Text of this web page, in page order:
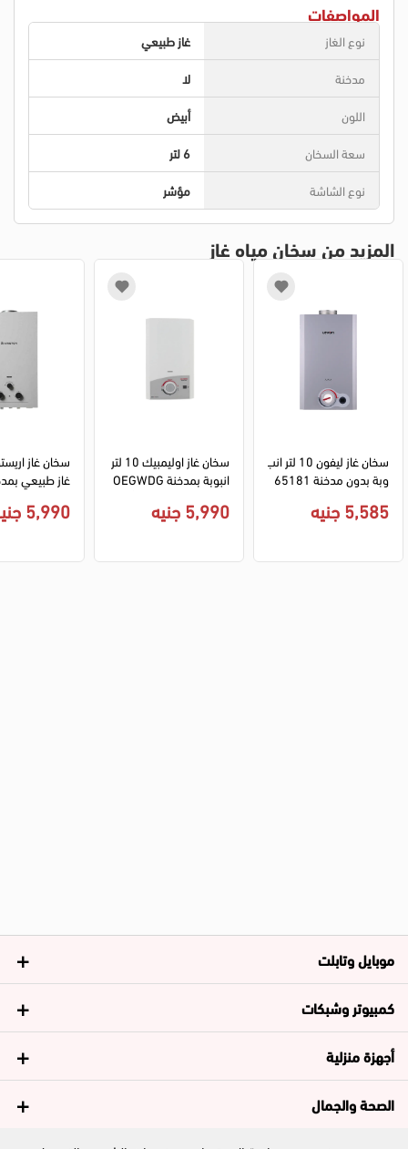
المواصفات
نوع الغاز
غاز طبيعي
مدخنة
لا
اللون
أبيض
سعة السخان
6 لتر
نوع الشاشة
مؤشر
المزيد من سخان مياه غاز
سخان غاز ليفون 10 لتر انب
وبة بدون مدخنة 65181
ضي
5,585 جنيه
انبوبة بمدخنة OEGWDG
5,990 جنيه يض
5,990 جنيه
موبايل وتابلت
كمبيوتر وشبكات
أجهزة منزلية
الصحة والجمال